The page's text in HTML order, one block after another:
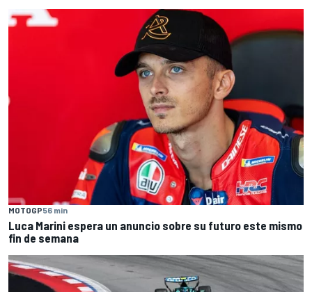
MOTOGP56 min
Luca Marini espera un anuncio sobre su futuro este mismo
fin de semana